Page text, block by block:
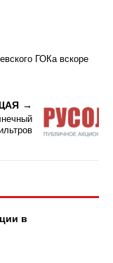
ГОКа вскоре
в